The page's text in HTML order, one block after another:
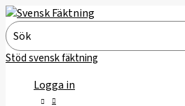
Hoppa
till
innehåll
Search
for:
Stöd svensk fäktning
Logga in